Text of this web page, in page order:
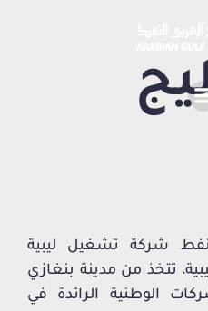
شركة تشغيل ليبية
تتخذ من مدينة بنغازي
الوطنية الرائدة في